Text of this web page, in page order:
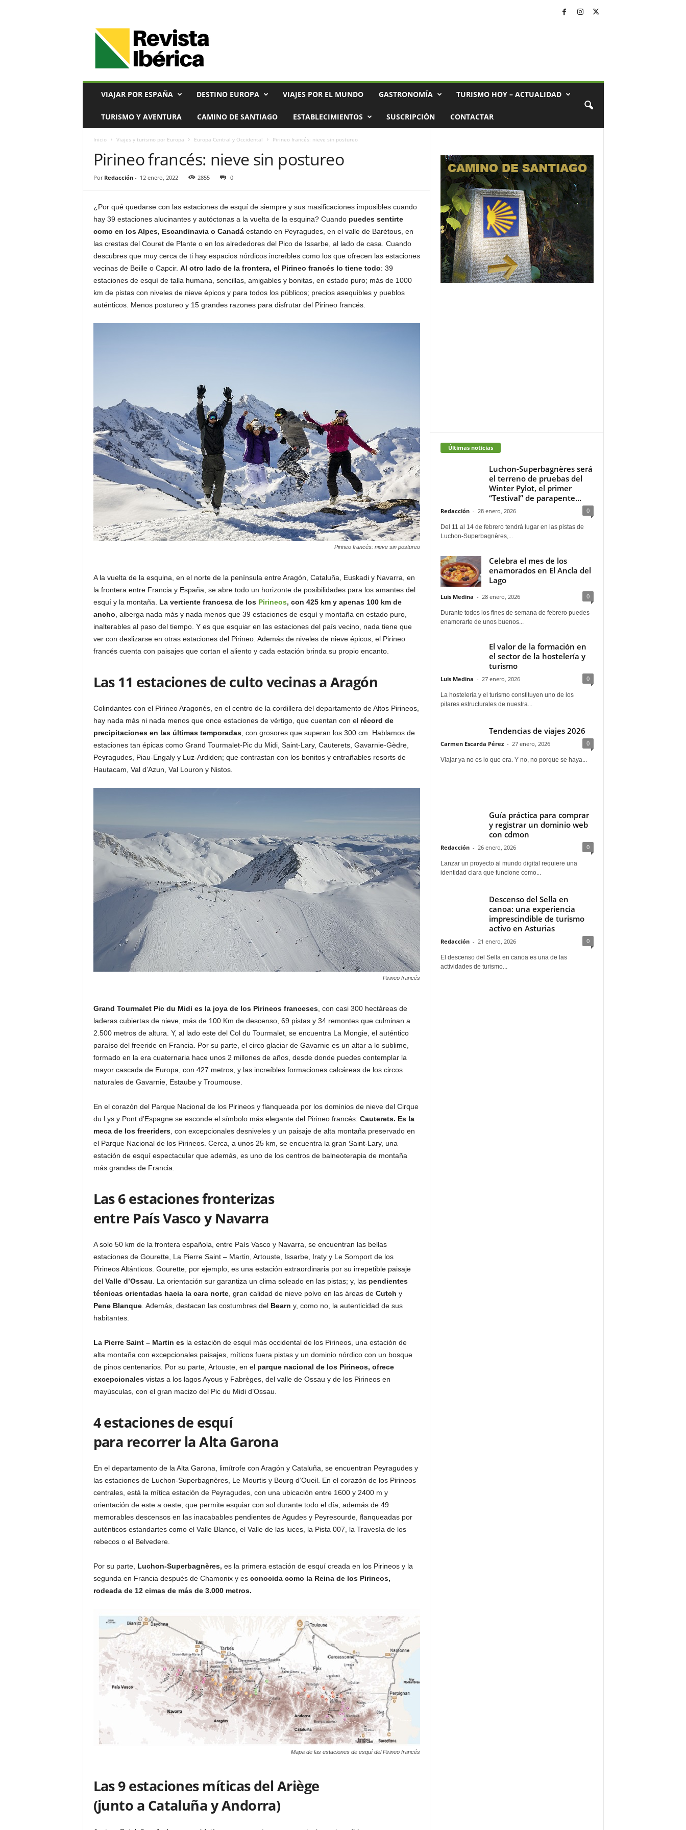
VIAJAR POR ESPAÑA DESTINO EUROPA VIAJES POR EL MUNDO GASTRONOMÍA TURISMO HOY – ACTUALIDAD
TURISMO Y AVENTURA CAMINO DE SANTIAGO ESTABLECIMIENTOS SUSCRIPCIÓN CONTACTAR
Inicio Viajes y turismo por Europa Europa Central y Occidental Pirineo francés: nieve sin postureo
Pirineo francés: nieve sin postureo
Por Redacción- 12 enero, 2022 2855 0
¿Por qué quedarse con las estaciones de esquí de siempre y sus masificaciones imposibles cuando
hay 39 estaciones alucinantes y autóctonas a la vuelta de la esquina? Cuando puedes sentirte
como en los Alpes, Escandinavia o Canadáestando en Peyragudes, en el valle de Barétous, en
las crestas del Couret de Plante o en los alrededores del Pico de Issarbe, al lado de casa. Cuando
descubres que muy cerca de ti hay espacios nórdicos increíbles como los que ofrecen las estaciones
vecinas de Beille o Capcir. Al otro lado de la frontera, el Pirineo francés lo tiene todo: 39
estaciones de esquí de talla humana, sencillas, amigables y bonitas, en estado puro; más de 1000
km de pistas con niveles de nieve épicos y para todos los públicos; precios asequibles y pueblos
auténticos. Menos postureo y 15 grandes razones para disfrutar del Pirineo francés.
Pirineo francés: nieve sin postureo
A la vuelta de la esquina, en el norte de la península entre Aragón, Cataluña, Euskadi y Navarra, en
la frontera entre Francia y España, se abre todo un horizonte de posibilidades para los amantes del
esquí y la montaña. La vertiente francesa de los Pirineos, con 425 km y apenas 100 km de
ancho , alberga nada más y nada menos que 39 estaciones de esquí y montaña en estado puro,
inalterables al paso del tiempo. Y es que esquiar en las estaciones del país vecino, nada tiene que
ver con deslizarse en otras estaciones del Pirineo. Además de niveles de nieve épicos, el Pirineo
francés cuenta con paisajes que cortan el aliento y cada estación brinda su propio encanto.
Las 11 estaciones de culto vecinas a Aragón
Colindantes con el Pirineo Aragonés, en el centro de la cordillera del departamento de Altos Pirineos,
hay nada más ni nada menos que once estaciones de vértigo, que cuentan con el récord de
precipitaciones en las últimas temporadas, con grosores que superan los 300 cm. Hablamos de
estaciones tan épicas como Grand Tourmalet-Pic du Midi, Saint-Lary, Cauterets, Gavarnie-Gèdre,
Peyragudes, Piau-Engaly y Luz-Ardiden; que contrastan con los bonitos y entrañables resorts de
Hautacam, Val d’Azun, Val Louron y Nistos.
Pirineo francés
Grand Tourmalet Pic du Midi es la joya de los Pirineos franceses, con casi 300 hectáreas de
laderas cubiertas de nieve, más de 100 Km de descenso, 69 pistas y 34 remontes que culminan a
2.500 metros de altura. Y, al lado este del Col du Tourmalet, se encuentra La Mongie, el auténtico
paraíso del freeride en Francia. Por su parte, el circo glaciar de Gavarnie es un altar a lo sublime,
formado en la era cuaternaria hace unos 2 millones de años, desde donde puedes contemplar la
mayor cascada de Europa, con 427 metros, y las increíbles formaciones calcáreas de los circos
naturales de Gavarnie, Estaube y Troumouse.
En el corazón del Parque Nacional de los Pirineos y flanqueada por los dominios de nieve del Cirque
du Lys y Pont d’Espagne se esconde el símbolo más elegante del Pirineo francés: Cauterets. Es la
meca de los freeriders, con excepcionales desniveles y un paisaje de alta montaña preservado en
el Parque Nacional de los Pirineos. Cerca, a unos 25 km, se encuentra la gran Saint-Lary, una
estación de esquí espectacular que además, es uno de los centros de balneoterapia de montaña
más grandes de Francia.
Las 6 estaciones fronterizas
entre País Vasco y Navarra
A solo 50 km de la frontera española, entre País Vasco y Navarra, se encuentran las bellas
estaciones de Gourette, La Pierre Saint – Martin, Artouste, Issarbe, Iraty y Le Somport de los
Pirineos Altánticos. Gourette, por ejemplo, es una estación extraordinaria por su irrepetible paisaje
delValle d’Ossau . La orientación sur garantiza un clima soleado en las pistas; y, las pendientes
técnicas orientadas hacia la cara norte, gran calidad de nieve polvo en las áreas deCutch y
Pene Blanque. Además, destacan las costumbres delBearn y, como no, la autenticidad de sus
habitantes.
La Pierre Saint – Martin esla estación de esquí más occidental de los Pirineos, una estación de
alta montaña con excepcionales paisajes, míticos fuera pistas y un dominio nórdico con un bosque
de pinos centenarios. Por su parte, Artouste, en el parque nacional de los Pirineos, ofrece
excepcionales vistas a los lagos Ayous y Fabrèges, del valle de Ossau y de los Pirineos en
mayúsculas, con el gran macizo del Pic du Midi d’Ossau.
4 estaciones de esquí
para recorrer la Alta Garona
En el departamento de la Alta Garona, limítrofe con Aragón y Cataluña, se encuentran Peyragudes y
las estaciones de Luchon-Superbagnères, Le Mourtis y Bourg d’Oueil. En el corazón de los Pirineos
centrales, está la mítica estación de Peyragudes, con una ubicación entre 1600 y 2400 m y
orientación de este a oeste, que permite esquiar con sol durante todo el día; además de 49
memorables descensos en las inacabables pendientes de Agudes y Peyresourde, flanqueadas por
auténticos estandartes como el Valle Blanco, el Valle de las luces, la Pista 007, la Travesía de los
rebecos o el Belvedere.
Por su parte, Luchon-Superbagnères, es la primera estación de esquí creada en los Pirineos y la
segunda en Francia después de Chamonix y es conocida como la Reina de los Pirineos,
rodeada de 12 cimas de más de 3.000 metros.
Mapa de las estaciones de esquí del Pirineo francés
Las 9 estaciones míticas del Ariège
(junto a Cataluña y Andorra)
Últimas noticias
Luchon-Superbagnères será
el terreno de pruebas del
Winter Pylot, el primer
“Testival” de parapente...
Redacción - 28 enero, 2026 0
Del 11 al 14 de febrero tendrá lugar en las pistas de
Luchon-Superbagnères,...
Celebra el mes de los
enamorados en El Ancla del
Lago
Luis Medina - 28 enero, 2026 0
Durante todos los fines de semana de febrero puedes
enamorarte de unos buenos...
El valor de la formación en
el sector de la hostelería y
turismo
Luis Medina - 27 enero, 2026 0
La hostelería y el turismo constituyen uno de los
pilares estructurales de nuestra...
Tendencias de viajes 2026
Carmen Escarda Pérez - 27 enero, 2026 0
Viajar ya no es lo que era. Y no, no porque se haya...
Guía práctica para comprar
y registrar un dominio web
con cdmon
Redacción - 26 enero, 2026 0
Lanzar un proyecto al mundo digital requiere una
identidad clara que funcione como...
Descenso del Sella en
canoa: una experiencia
imprescindible de turismo
activo en Asturias
Redacción - 21 enero, 2026 0
El descenso del Sella en canoa es una de las
actividades de turismo...